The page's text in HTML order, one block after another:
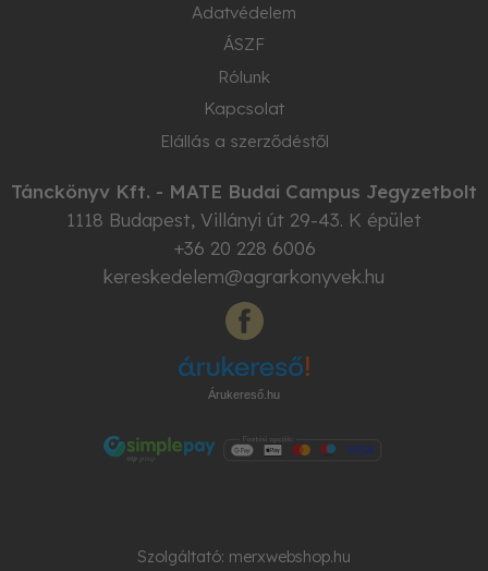
Adatvédelem
ÁSZF
Rólunk
Kapcsolat
Elállás a szerződéstől
Tánckönyv Kft. - MATE Budai Campus Jegyzetbolt
1118 Budapest, Villányi út 29-43. K épület
+36 20 228 6006
kereskedelem@agrarkonyvek.hu
Árukereső.hu
Szolgáltató: merxwebshop.hu